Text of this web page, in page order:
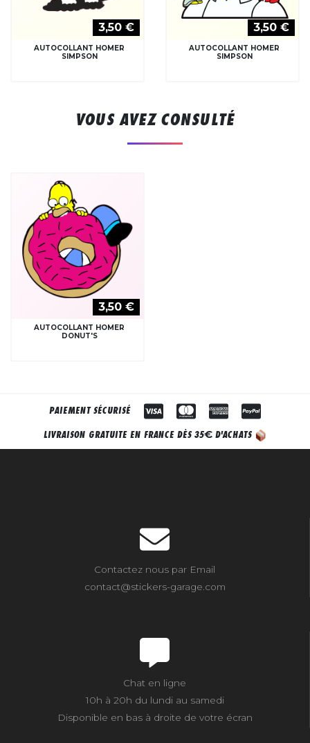
3,50 €
AUTOCOLLANT HOMER
SIMPSON
3,50 €
AUTOCOLLANT HOMER
SIMPSON
VOUS AVEZ CONSULTÉ
3,50 €
AUTOCOLLANT HOMER
DONUT'S
PAIEMENT SÉCURISÉ
LIVRAISON GRATUITE EN FRANCE DÈS 35€ D'ACHATS
Contactez nous par Email
contact@stickers-garage.com
Chat en ligne
10h à 20h du lundi au samedi
Disponible en bas à droite de votre écran